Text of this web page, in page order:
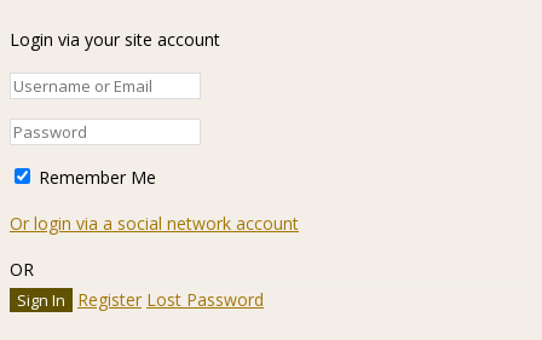
Login via your site account
Remember Me
Or login via a social network account
OR
Register Lost Password